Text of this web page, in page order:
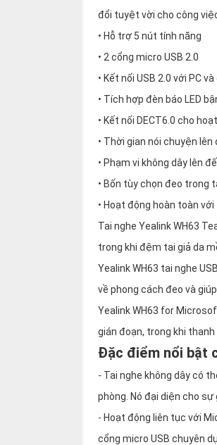
đổi tuyệt vời cho công
• Hỗ trợ 5 nút tính năng
• 2 cổng micro USB 2.0
• Kết nối USB 2.0 với PC
• Tích hợp đèn báo LED
• Kết nối DECT6.0 cho
• Thời gian nói chuyện lên
• Phạm vi không dây lên
• Bốn tùy chọn đeo trong
• Hoạt động hoàn toàn
Tai nghe Yealink WH63
trong khi đệm tai giả da
Yealink WH63 tai nghe
về phong cách đeo và
Yealink WH63 for
gián đoạn, trong khi
Đặc điểm nổi bật
- Tai nghe không dây có
phòng. Nó đại diện cho
- Hoạt động liên tục với
cổng micro USB chuyên